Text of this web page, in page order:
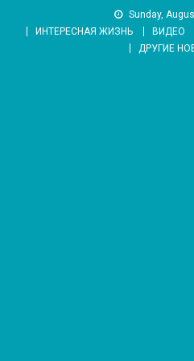
Sunday,
ИНТЕРЕСНАЯ ЖИЗНЬ
ВИДЕО
ДРУГИЕ